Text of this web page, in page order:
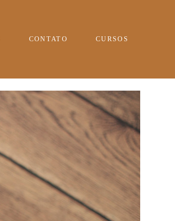
CONTATO CURSOS